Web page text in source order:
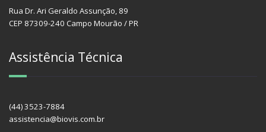
Rua Dr. Ari Geraldo Assunção, 89
CEP 87309-240 Campo Mourão / PR
Assistência Técnica
(44) 3523-7884
assistencia@biovis.com.br